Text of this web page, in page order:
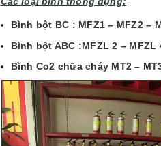
Bình bột BC : MFZ1 – MFZ2 –
Bình bột ABC :MFZL 2 – MFZL
Bình Co2 chữa cháy MT2 –